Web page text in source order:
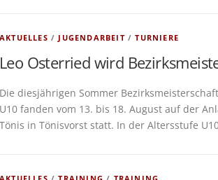
AKTUELLES / JUGENDARBEIT/TURNIERE
Leo Osterried wird
Die diesjährigen Sommer
U10 fanden vom 13. bis 18. August auf der
Tönis in Tönisvorst statt. In der Altersstufe